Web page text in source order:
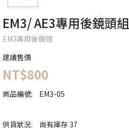
EM3/ AE3專用後鏡頭組
EM3專用後鏡頭
建議售價
NT$800
商品編號: EM3-05
供貨狀況: 尚有庫存 37